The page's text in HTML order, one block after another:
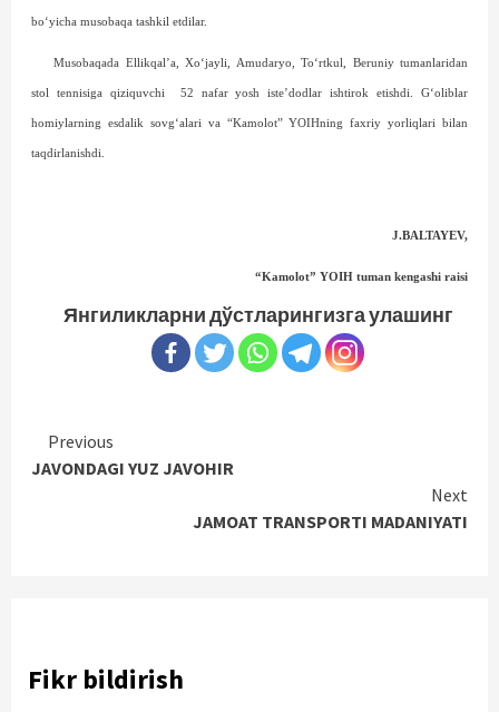
bo‘yicha musobaqa tashkil etdilar.
Musobaqada Ellikqal’a, Xo‘jayli, Amudaryo, To‘rtkul, Beruniy tumanlaridan
stol tennisiga qiziquvchi 52 nafar yosh iste’dodlar ishtirok etishdi. G‘oliblar
homiylarning esdalik sovg‘alari va “Kamolot” YOIHning faxriy yorliqlari bilan
taqdirlanishdi.
J.BALTAYEV,
“Kamolot” YOIH tuman kengashi raisi
Янгиликларни дўстларингизга улашинг
Continue
Reading
Previous
JAVONDAGI YUZ JAVOHIR
Next
JAMOAT TRANSPORTI MADANIYATI
Fikr bildirish